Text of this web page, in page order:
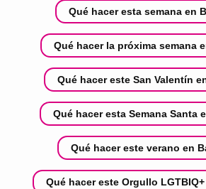
Qué hacer esta semana en
Qué hacer la próxima semana
Qué hacer este San Valentín
Qué hacer esta Semana Santa
Qué hacer este verano en
Qué hacer este Orgullo